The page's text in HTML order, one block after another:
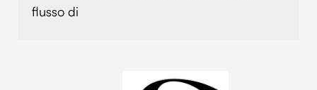
flusso di